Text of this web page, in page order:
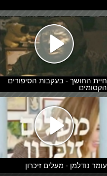
חיית החושך - בעקבות הסיפורים
הקסומים
עומר נודלמן - מעלים זיכרון